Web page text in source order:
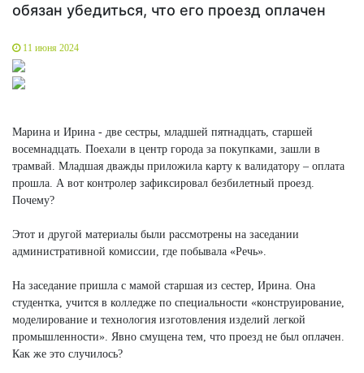
обязан убедиться, что его проезд оплачен
11 июня 2024
Марина и Ирина - две сестры, младшей пятнадцать, старшей
восемнадцать. Поехали в центр города за покупками, зашли в
трамвай. Младшая дважды приложила карту к валидатору – оплата
прошла. А вот контролер зафиксировал безбилетный проезд.
Почему?
Этот и другой материалы были рассмотрены на заседании
административной комиссии, где побывала «Речь».
На заседание пришла с мамой старшая из сестер, Ирина. Она
студентка, учится в колледже по специальности «конструирование,
моделирование и технология изготовления изделий легкой
промышленности». Явно смущена тем, что проезд не был оплачен.
Как же это случилось?